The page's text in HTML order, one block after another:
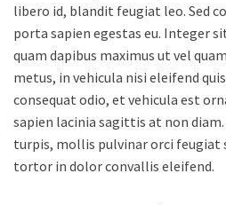
libero id, blandit feugiat leo. Sed
porta sapien egestas eu. Integer
quam dapibus maximus ut vel
metus, in vehicula nisi eleifend
consequat odio, et vehicula est
sapien lacinia sagittis at non
turpis, mollis pulvinar orci feugiat
tortor in dolor convallis eleifend.